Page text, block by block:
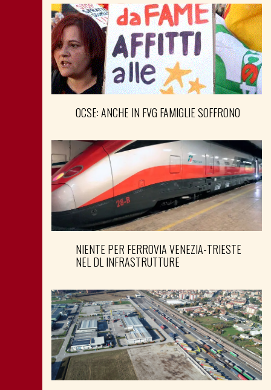
OCSE: ANCHE IN FVG FAMIGLIE SOFFRONO
NIENTE PER FERROVIA VENEZIA-TRIESTE
NEL DL INFRASTRUTTURE